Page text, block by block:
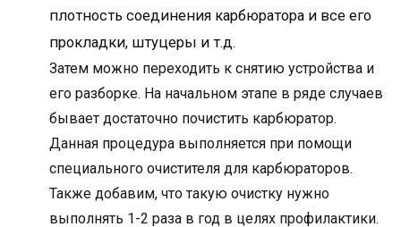
плотность соединения карбюратора и все его
прокладки, штуцеры и т.д.
Затем можно переходить к снятию устройства и
его разборке. На начальном этапе в ряде случаев
бывает достаточно почистить карбюратор.
Данная процедура выполняется при помощи
специального очистителя для карбюраторов.
Также добавим, что такую очистку нужно
выполнять 1-2 раза в год в целях профилактики.